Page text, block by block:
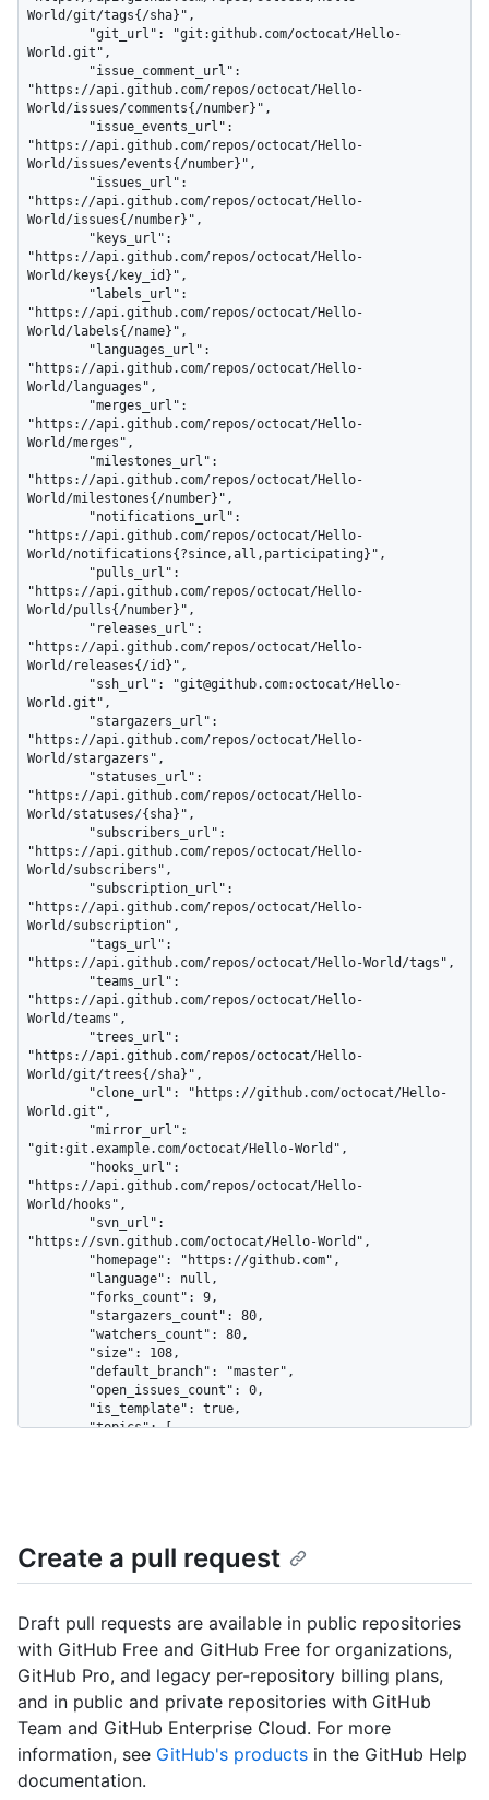
Create a pull request
Draft pull requests are available in public repositories
with GitHub Free and GitHub Free for organizations,
GitHub Pro, and legacy per-repository billing plans,
and in public and private repositories with GitHub
Team and GitHub Enterprise Cloud. For more
information, see GitHub's products in the GitHub Help
documentation.